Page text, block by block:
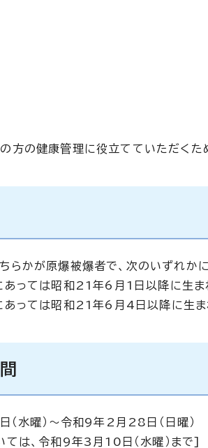
方の健康管理に役立てていただくた
らかが原爆被爆者で、次のいずれか
っては昭和21年6月1日以降に生ま
っては昭和21年6月4日以降に生ま
水曜）～令和9年2月28日（日曜）
ては、令和9年3月10日（水曜）まで]